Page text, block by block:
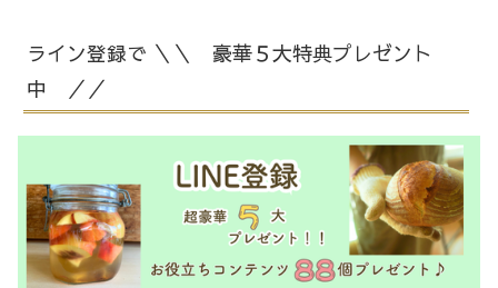
ライン登録で ＼＼ 豪華５大特典プレゼント
中 ／／